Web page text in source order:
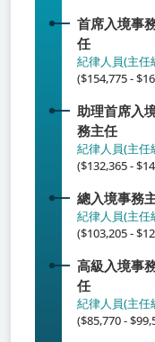
首席入境事
任
紀律人員(主任
($154,775 -
助理首席入
務主任
紀律人員(主任
($132,365 -
總入境事務
紀律人員(主任
($103,205 -
高級入境事
任
紀律人員(主任
($85,770 -